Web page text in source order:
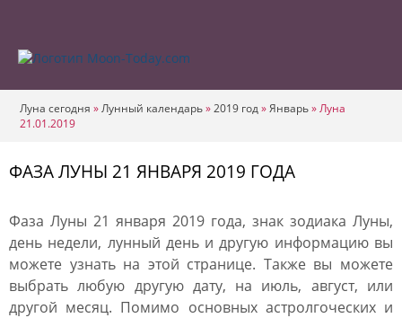
Луна сегодня »Лунный календарь»2019 год»Январь»Луна
21.01.2019
ФАЗА ЛУНЫ 21 ЯНВАРЯ 2019 ГОДА
Фаза Луны 21 января 2019 года, знак зодиака Луны,
день недели, лунный день и другую информацию вы
можете узнать на этой странице. Также вы можете
выбрать любую другую дату, на июль, август, или
другой месяц. Помимо основных астролгоческих и